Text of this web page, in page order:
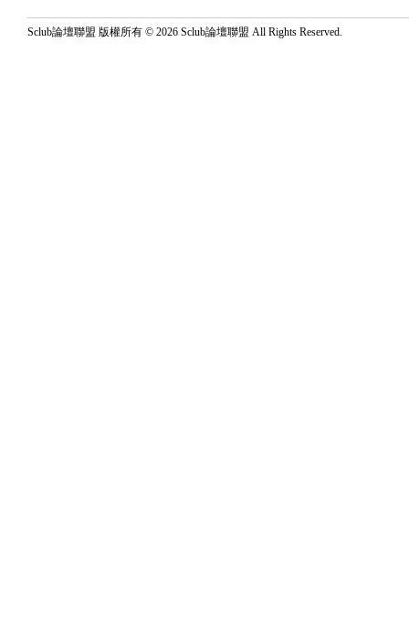
Sclub論壇聯盟 版權所有 © 2026 Sclub論壇聯盟 All Rights Reserved.